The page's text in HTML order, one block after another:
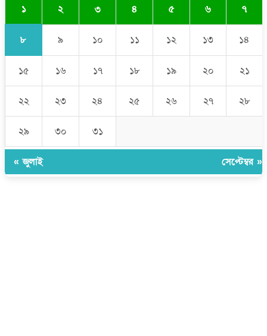
১ ২ ৩ ৪ ৫ ৬ ৭
৮ ৯ ১০ ১১ ১২ ১৩ ১৪
১৫ ১৬ ১৭ ১৮ ১৯ ২০ ২১
২২ ২৩ ২৪ ২৫ ২৬ ২৭ ২৮
২৯ ৩০ ৩১
« জুলাই সেপ্টেম্বর »